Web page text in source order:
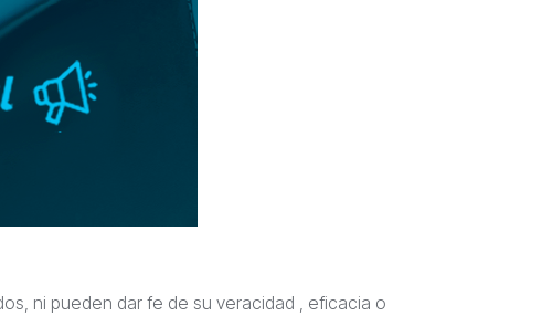
ni pueden dar fe de su veracidad , eficacia o